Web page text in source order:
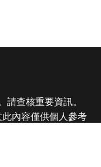
請查核重要資訊。
內容僅供個人參考